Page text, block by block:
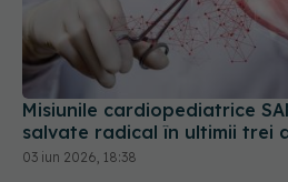
Misiunile cardiopediatrice
salvate radical în ultimii trei
03 iun 2026, 18:38